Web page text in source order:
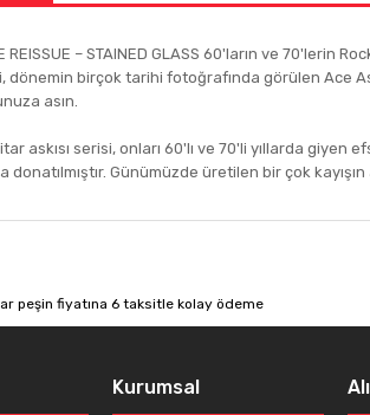
REISSUE – STAINED GLASS 60'ların ve 70'lerin
dönemin birçok tarihi fotoğrafında görülen Ace
asın.
askısı serisi, onları 60'lı ve 70'li yıllarda giyen
donatılmıştır. Günümüzde üretilen bir çok
için teşekkür ederiz.
eksik bilgiler bulunuyor.
diğer sitelerden daha pahalı.
Kurumsal